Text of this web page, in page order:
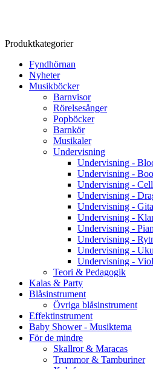
Produktkategorier
Fyndhörnan
Nyheter
Musikböcker
Barnvisor
Rörelsesånger
Popböcker
Barnkör
Musikaler
Undervisning
Undervisning -
Undervisning -
Undervisning -
Undervisning -
Undervisning -
Undervisning -
Undervisning -
Undervisning -
Undervisning -
Undervisning -
Teori & Pedagogik
Kalas & Party
Blåsinstrument
Övriga blåsinstrument
Effektinstrument
Baby Shower - Musiktema
För de mindre
Skallror & Maracas
Trummor & Tamburiner